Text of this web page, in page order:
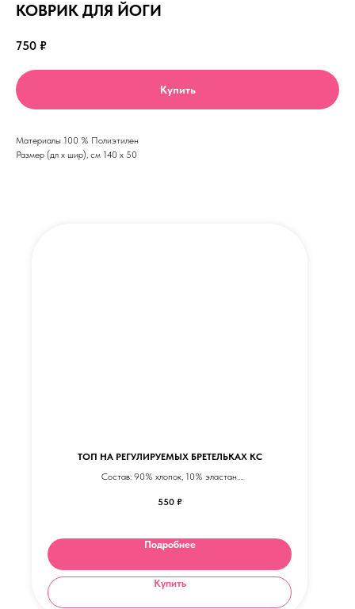
КОВРИК ДЛЯ ЙОГИ
750 ₽
Купить
Материалы 100 % Полиэтилен
Размер (дл х шир), см 140 х 50
ТОП НА РЕГУЛИРУЕМЫХ БРЕТЕЛЬКАХ КС
Состав: 90% хлопок, 10% эластан.
Цвет на выбор
550 ₽
Подробнее
Купить